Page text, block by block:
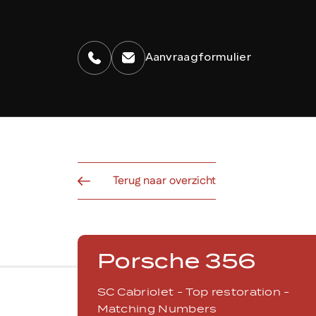
Aanvraagformulier
Home
Collectie
Terug naar overzicht
Porsche 356
SC Cabriolet - Top restoration -
Matching Numbers